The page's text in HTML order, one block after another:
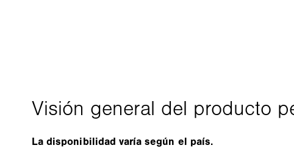
La disponibilidad varía según el país.